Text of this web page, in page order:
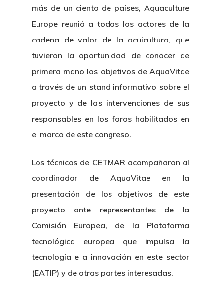
más de un ciento de países, Aquaculture
Europe reunió a todos los actores de la
cadena de valor de la acuicultura, que
tuvieron la oportunidad de conocer de
primera mano los objetivos de AquaVitae
a través de un stand informativo sobre el
proyecto y de las intervenciones de sus
responsables en los foros habilitados en
el marco de este congreso.
Los técnicos de CETMAR acompañaron al
coordinador de AquaVitae en la
presentación de los objetivos de este
proyecto ante representantes de la
Comisión Europea, de la Plataforma
tecnológica europea que impulsa la
tecnología e a innovación en este sector
(EATIP) y de otras partes interesadas.